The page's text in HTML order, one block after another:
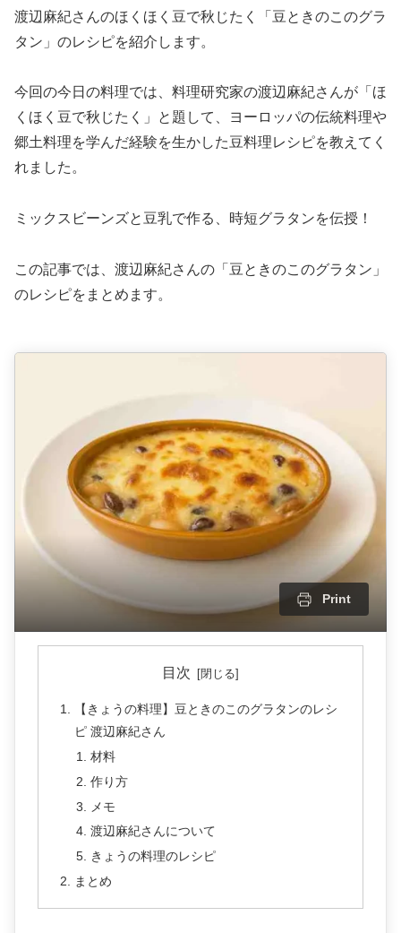
渡辺麻紀さんのほくほく豆で秋じたく「豆ときのこのグラ
タン」のレシピを紹介します。
今回の今日の料理では、料理研究家の渡辺麻紀さんが「ほ
くほく豆で秋じたく」と題して、ヨーロッパの伝統料理や
郷土料理を学んだ経験を生かした豆料理レシピを教えてく
れました。
ミックスビーンズと豆乳で作る、時短グラタンを伝授！
この記事では、渡辺麻紀さんの「豆ときのこのグラタン」
のレシピをまとめます。
Print
目次
【きょうの料理】豆ときのこのグラタンのレシ
ピ 渡辺麻紀さん
材料
作り方
メモ
渡辺麻紀さんについて
きょうの料理のレシピ
まとめ